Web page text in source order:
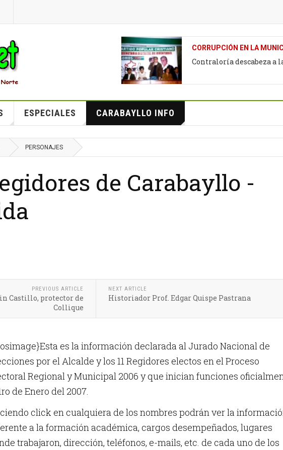
CORRUPCIÓN EN LA
Contraloría descabeza a
ESPECIALES CARABAYLLO INFO
PERSONAJES
de Carabayllo -
PREVIOUS ARTICLE
Castillo, protector de
Collique
NEXT ARTICLE
Historiador Prof. Edgar Quispe Pastrana
es la información declarada al Jurado Nacional de
por el Alcalde y los 11 Regidores electos en el Proceso
Regional y Municipal 2006 y que inician funciones
de Enero del 2007.
click en cualquiera de los nombres podrán ver la
a la formación académica, cargos desempeñados, lugares
trabajaron, dirección, teléfonos, e-mails, etc. de cada uno de los